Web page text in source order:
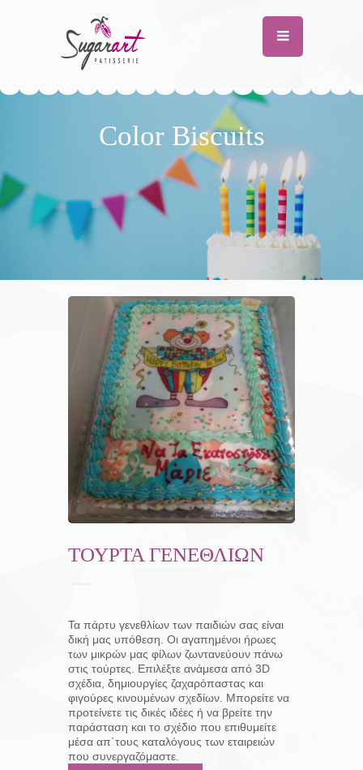
Color Biscuits
ΤΟΎΡΤΑ ΓΕΝΕΘΛΊΩΝ
Τα πάρτυ γενεθλίων των παιδιών σας είναι
δική μας υπόθεση. Οι αγαπημένοι ήρωες
των μικρών μας φίλων ζωντανεύουν πάνω
στις τούρτες. Επιλέξτε ανάμεσα από 3D
σχέδια, δημιουργίες ζαχαρόπαστας και
φιγούρες κινουμένων σχεδίων. Μπορείτε να
προτείνετε τις δικές ιδέες ή να βρείτε την
παράσταση και το σχέδιο που επιθυμείτε
μέσα απ΄τους καταλόγους των εταιρειών
που συνεργαζόμαστε.